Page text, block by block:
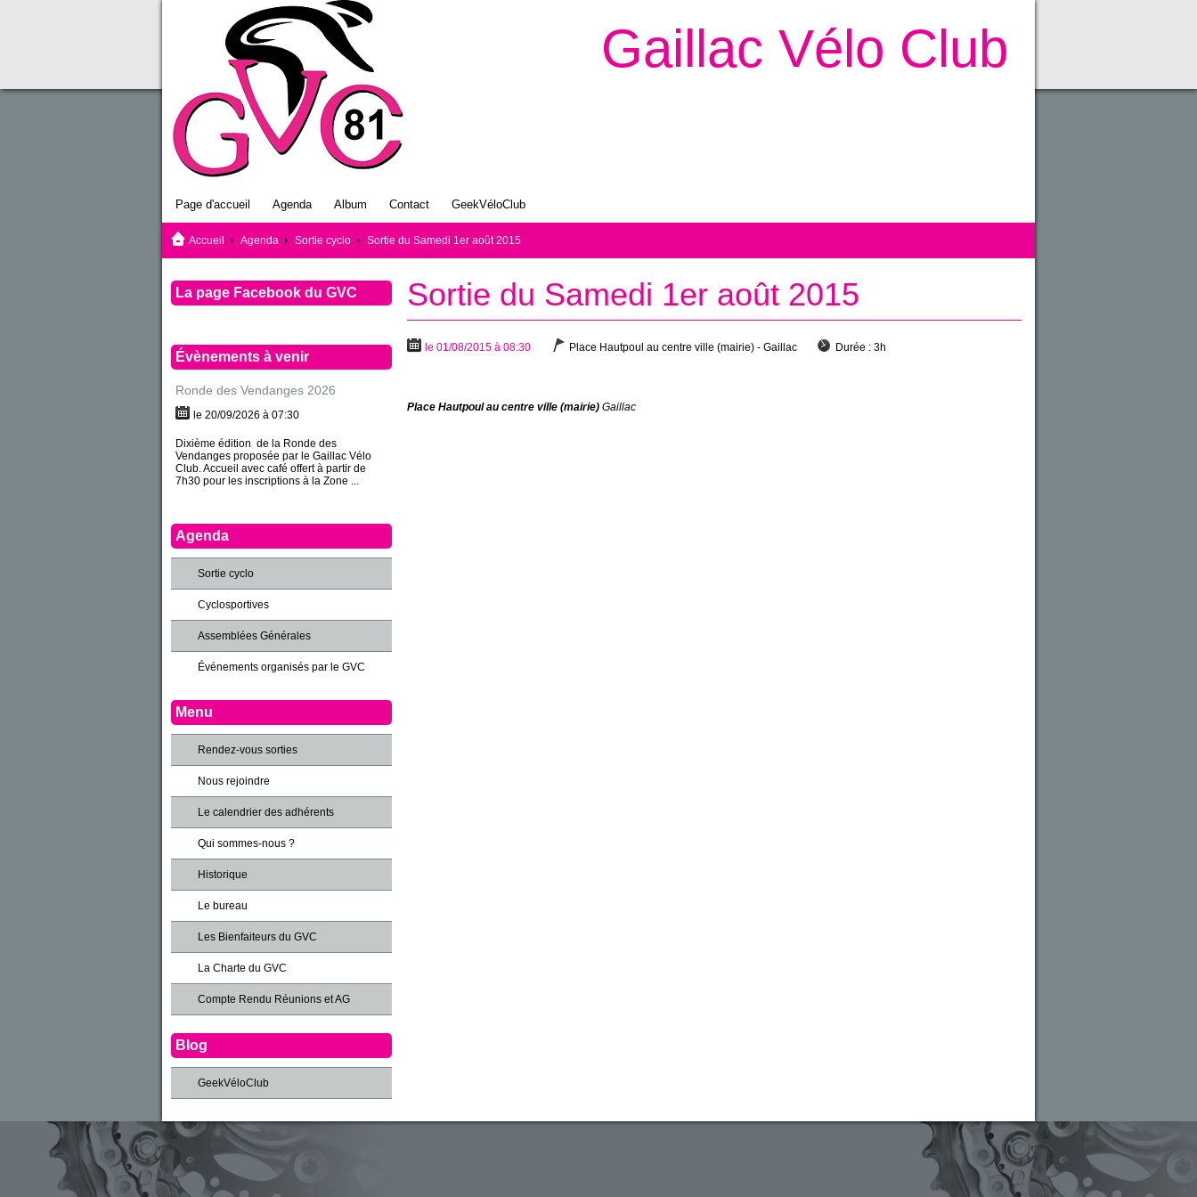
Gaillac Vélo Club
Page d'accueil Agenda Album Contact GeekVéloClub
Accueil Agenda Sortie cyclo Sortie du Samedi 1er août 2015
Sortie du Samedi 1er août 2015
le 01/08/2015 à 08:30 Place Hautpoul au centre ville (mairie) - Gaillac Durée : 3h
Place Hautpoul au centre ville (mairie) Gaillac
La page Facebook du GVC
Évènements à venir
Ronde des Vendanges 2026
le 20/09/2026 à 07:30
Dixième édition de la Ronde des
Vendanges proposée par le Gaillac Vélo
Club. Accueil avec café offert à partir de
7h30 pour les inscriptions à la Zone ...
Agenda
Sortie cyclo
Cyclosportives
Assemblées Générales
Événements organisés par le GVC
Menu
Rendez-vous sorties
Nous rejoindre
Le calendrier des adhérents
Qui sommes-nous ?
Historique
Le bureau
Les Bienfaiteurs du GVC
La Charte du GVC
Compte Rendu Réunions et AG
Blog
GeekVéloClub